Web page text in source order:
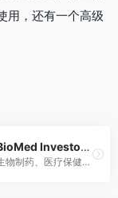
用，还有一个高级
BioMed Investor Guru
生物制药、医疗保健投资建议专家，具有全面的行业见解。